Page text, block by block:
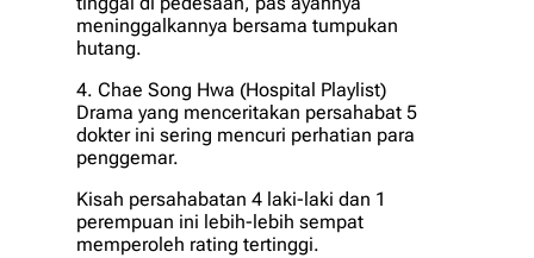
meninggalkannya bersama tumpukan
hutang.
4. Chae Song Hwa (Hospital Playlist)
Drama yang menceritakan persahabat 5
dokter ini sering mencuri perhatian para
penggemar.
Kisah persahabatan 4 laki-laki dan 1
perempuan ini lebih-lebih sempat
memperoleh rating tertinggi.